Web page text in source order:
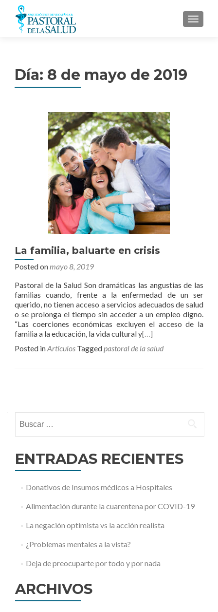
MENU
Día: 8 de mayo de 2019
La familia, baluarte en crisis
Posted onmayo 8, 2019
Pastoral de la Salud Son dramáticas las angustias de las
familias cuando, frente a la enfermedad de un ser
querido, no tienen acceso a servicios adecuados de salud
o se prolonga el tiempo sin acceder a un empleo digno.
“Las coerciones económicas excluyen el acceso de la
familia a la educación, la vida cultural y[…]
Posted inArtículos Taggedpastoral de la salud
navigation
ENTRADAS RECIENTES
Donativos de Insumos médicos a Hospitales
Alimentación durante la cuarentena por COVID-19
La negación optimista vs la acción realista
¿Problemas mentales a la vista?
Deja de preocuparte por todo y por nada
ARCHIVOS